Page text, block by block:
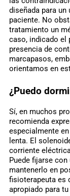
diseñada para un
paciente. No
tratamiento un
caso, indicado el
presencia de
marcapasos,
orientamos en
¿Puedo
Sí, en muchos
recomienda
especialmente
lenta. El
corriente
Puede fijarse
mantenerlo en
fisioterapeuta es
apropiado para